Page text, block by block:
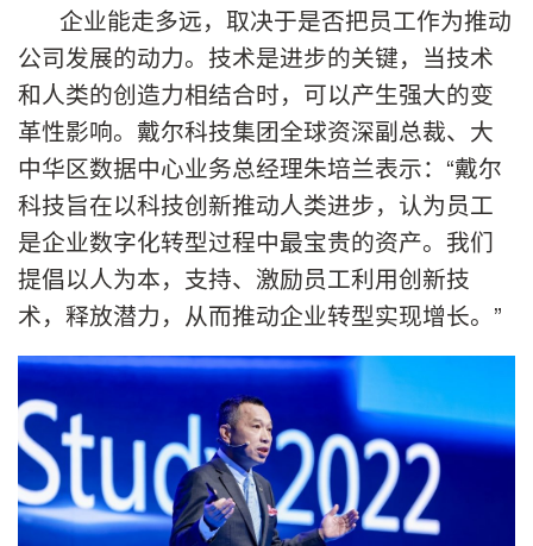
企业能走多远，取决于是否把员工作为推动
公司发展的动力。技术是进步的关键，当技术
和人类的创造力相结合时，可以产生强大的变
革性影响。戴尔科技集团全球资深副总裁、大
中华区数据中心业务总经理朱培兰表示：“戴尔
科技旨在以科技创新推动人类进步，认为员工
是企业数字化转型过程中最宝贵的资产。我们
提倡以人为本，支持、激励员工利用创新技
术，释放潜力，从而推动企业转型实现增长。”